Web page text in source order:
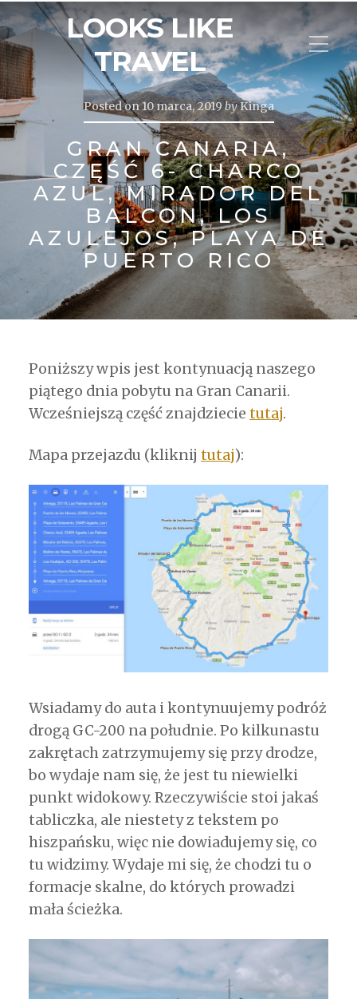
LOOKS LIKE
TRAVEL
Posted on10 marca, 2019 byKinga
GRAN CANARIA,
CZĘŚĆ 6- CHARCO
AZUL, MIRADOR DEL
BALCON, LOS
AZULEJOS, PLAYA DE
PUERTO RICO
Poniższy wpis jest kontynuacją naszego
piątego dnia pobytu na Gran Canarii.
Wcześniejszą część znajdziecie tutaj.
Mapa przejazdu (kliknij tutaj):
Wsiadamy do auta i kontynuujemy podróż
drogą GC-200 na południe. Po kilkunastu
zakrętach zatrzymujemy się przy drodze,
bo wydaje nam się, że jest tu niewielki
punkt widokowy. Rzeczywiście stoi jakaś
tabliczka, ale niestety z tekstem po
hiszpańsku, więc nie dowiadujemy się, co
tu widzimy. Wydaje mi się, że chodzi tu o
formacje skalne, do których prowadzi
mała ścieżka.